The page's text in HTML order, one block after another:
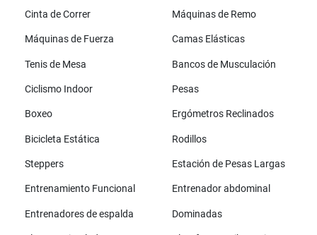
Cinta de Correr Máquinas de Remo
Máquinas de Fuerza Camas Elásticas
Tenis de Mesa Bancos de Musculación
Ciclismo Indoor Pesas
Boxeo Ergómetros Reclinados
Bicicleta Estática Rodillos
Steppers Estación de Pesas Largas
Entrenamiento Funcional Entrenador abdominal
Entrenadores de espalda Dominadas